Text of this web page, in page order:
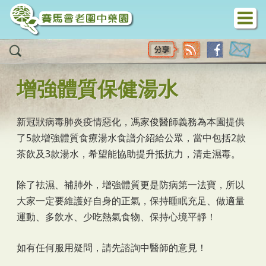
移至主內容
增強體質保健湯水
新冠狀病毒肺炎疫情惡化，馮家俊醫師義務為本園提供
了5款增強體質食療湯水食譜介紹給公眾，當中包括2款
茶飲及3款湯水，希望能協助提升抵抗力，清走濕毒。
除了袪濕、補肺外，增強體質更是防病第一法寶，所以
大家一定要維護好自身的正氣，保持睡眠充足、做適量
運動、多飲水、少吃熱氣食物、保持心境平靜！
如有任何服用疑問，請先諮詢中醫師的意見！